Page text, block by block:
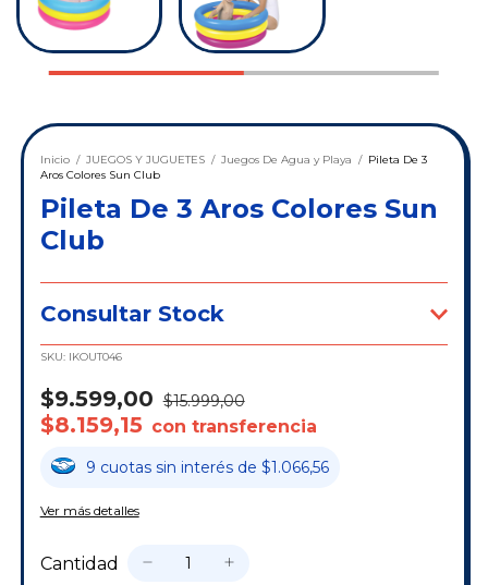
Inicio / JUEGOS Y JUGUETES / Juegos De Agua y Playa / Pileta De 3
Aros Colores Sun Club
Pileta De 3 Aros Colores Sun
Club
Consultar Stock
SKU: IKOUT046
$9.599,00 $15.999,00
$8.159,15 con transferencia
9 cuotas sin interés de $1.066,56
Ver más detalles
Cantidad